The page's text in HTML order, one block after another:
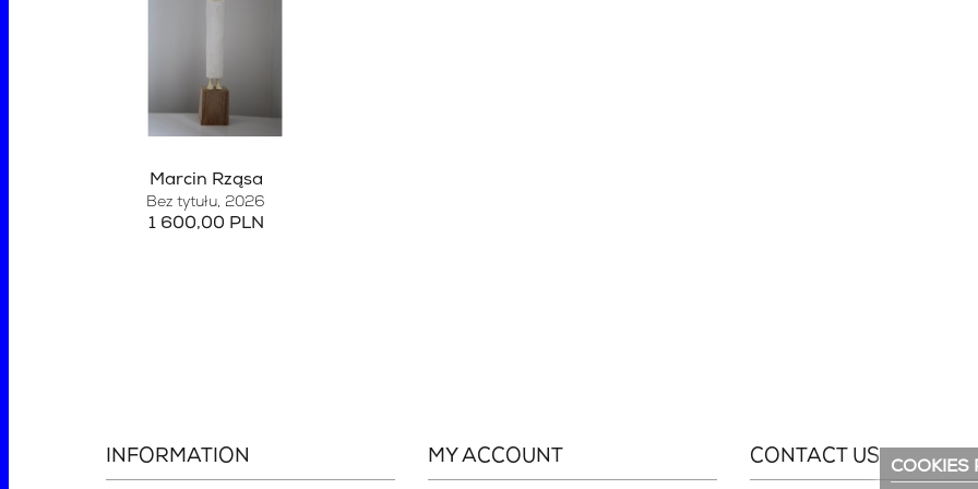
Marcin Rząsa
Bez tytułu, 2026
1 600,00 PLN
INFORMATION MY ACCOUNT CONTACT US COOKIES